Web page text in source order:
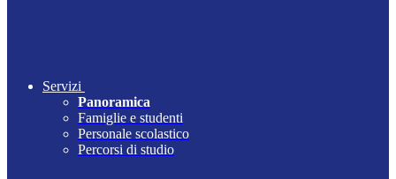
Servizi
Panoramica
Famiglie e studenti
Personale scolastico
Percorsi di studio